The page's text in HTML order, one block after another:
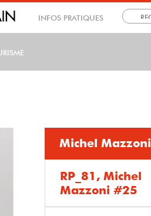
INFOS PRATIQUES
Michel Mazzoni
RP_81, Michel
Mazzoni #25